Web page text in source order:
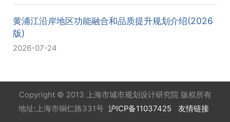
黄浦江沿岸地区功能融合和品质提升规划介绍(2026
版)
2026-07-24
Copyright © 2013 上海市城市规划设计研究院 版权所有
地址:上海市铜仁路331号 沪ICP备11037425 友情链接